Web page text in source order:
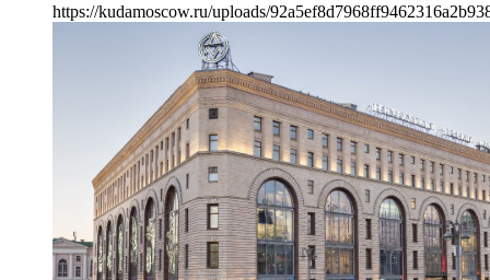
https://kudamoscow.ru/uploads/